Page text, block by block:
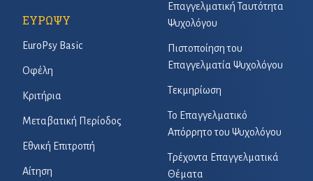
Επαγγελματική Ταυτότητα
Ψυχολόγου
Πιστοποίηση του
Επαγγελματία Ψυχολόγου
Τεκμηρίωση
Το Επαγγελματικό
Απόρρητο του Ψυχολόγου
Τρέχοντα Επαγγελματικά
Θέματα
ΕΥΡΩΨΥ
EuroPsy Basic
Οφέλη
Κριτήρια
Μεταβατική Περίοδος
Εθνική Επιτροπή
Αίτηση